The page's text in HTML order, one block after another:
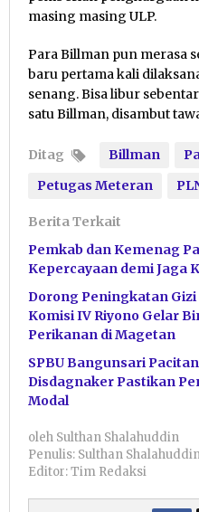
masing masing ULP.
Para Billman pun merasa
baru pertama kali
senang. Bisa libur
satu Billman, disambut
Ditag Billman
Petugas Meteran
Berita Terkait
Pemkab dan Kemenag
Kepercayaan demi Jaga
Dorong Peningkatan
Komisi IV Riyono Gelar
Perikanan di Magetan
SPBU Bangunsari
Disdagnaker Pastikan
Modal
oleh Sulthan Shalahuddin
Penulis: Sulthan
Editor: Tim Redaksi